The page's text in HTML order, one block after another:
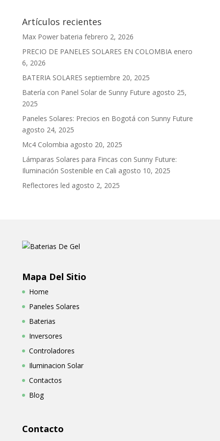
Artículos recientes
Max Power bateria febrero 2, 2026
PRECIO DE PANELES SOLARES EN COLOMBIA enero
6, 2026
BATERIA SOLARES septiembre 20, 2025
Batería con Panel Solar de Sunny Future agosto 25,
2025
Paneles Solares: Precios en Bogotá con Sunny Future
agosto 24, 2025
Mc4 Colombia agosto 20, 2025
Lámparas Solares para Fincas con Sunny Future:
Iluminación Sostenible en Cali agosto 10, 2025
Reflectores led agosto 2, 2025
Mapa Del Sitio
Home
Paneles Solares
Baterias
Inversores
Controladores
Iluminacion Solar
Contactos
Blog
Contacto